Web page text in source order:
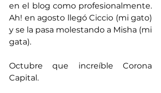
en el blog como profesionalmente.
Ah! en agosto llegó Ciccio (mi gato)
y se la pasa molestando a Misha (mi
gata).
Octubre que increíble Corona
Capital.